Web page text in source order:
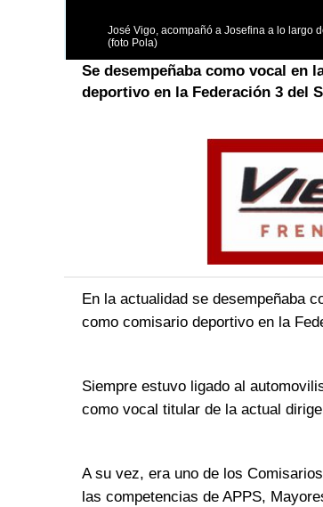
José Vigo, acompañó a Josefina a lo largo
(foto Pola)
Se desempeñaba como vocal
deportivo en la Federación 3 del
En la actualidad se desempeñaba
como comisario deportivo en la
Siempre estuvo ligado al
como vocal titular de la actual
A su vez, era uno de los
las competencias de APPS,